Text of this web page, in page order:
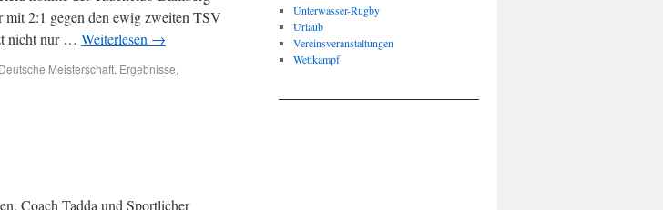
mit 2:1 gegen den ewig zweiten TSV
nicht nur … Weiterlesen →
Deutsche Meisterschaft, Ergebnisse,
Coach Tadda und Sportlicher
Unterwasser-Rugby
Urlaub
Vereinsveranstaltungen
Wettkampf